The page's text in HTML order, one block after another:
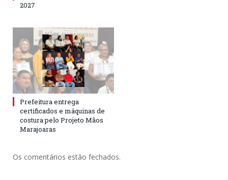
2027
Prefeitura entrega
certificados e máquinas de
costura pelo Projeto Mãos
Marajoaras
Os comentários estão fechados.